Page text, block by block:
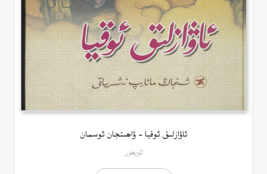
ئاۋازلىق ئوقيا – ۋاھىتجان ئوسمان
ئۇيغۇر